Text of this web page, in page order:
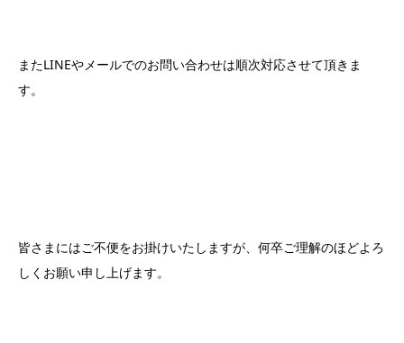
またLINEやメールでのお問い合わせは順次対応させて頂きま
す。
皆さまにはご不便をお掛けいたしますが、何卒ご理解のほどよろ
しくお願い申し上げます。